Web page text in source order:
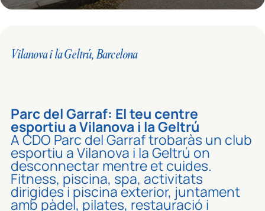
Vilanova i la Geltrú, Barcelona
Parc del Garraf: El teu centre
esportiu a Vilanova i la Geltrú
A CDO Parc del Garraf trobaràs un club
esportiu a Vilanova i la Geltrú on
desconnectar mentre et cuides.
Fitness, piscina, spa, activitats
dirigides i piscina exterior, juntament
amb pàdel, pilates, restauració i